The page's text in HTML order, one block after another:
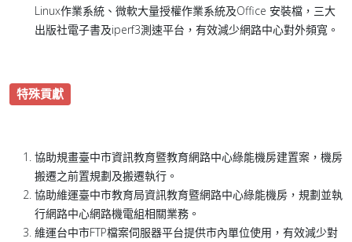
Linux作業系統、微軟大量授權作業系統及Office 安裝檔，三大
出版社電子書及iperf3測速平台，有效減少網路中心對外頻寬。
特殊貢獻
協助規畫臺中市資訊教育暨教育網路中心綠能機房建置案，機房
搬遷之前置規劃及搬遷執行。
協助維運臺中市教育局資訊教育暨網路中心綠能機房，規劃並執
行網路中心網路機電組相關業務。
維運台中市FTP檔案伺服器平台提供市內單位使用，有效減少對